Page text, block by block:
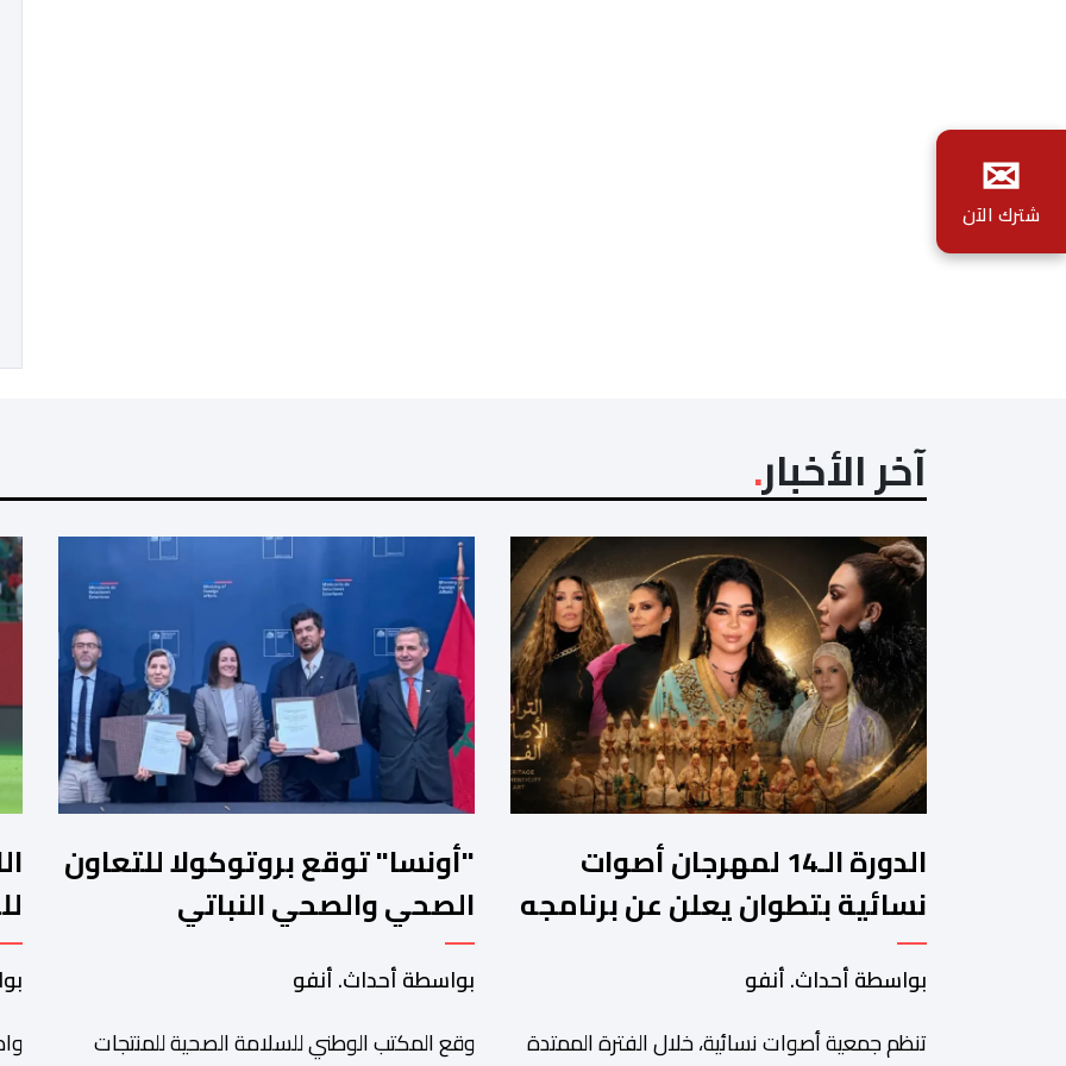
آخر الأخبار
الدورة الـ14 لمهرجان أصوات
نسائية بتطوان يعلن عن برنامجه
المتنوع
بواسطة أحداث. أنفو
تنظم جمعية أصوات نسائية، خلال الفترة الممتدة
"أونسا" توقع بروتوكولا للتعاون
الصحي والصحي النباتي
بسانتياغو مع دائرة الزراعة
وتربية المواشي
بواسطة أحداث. أنفو
وقع المكتب الوطني للسلامة الصحية للمنتجات
✉
شترك الآن